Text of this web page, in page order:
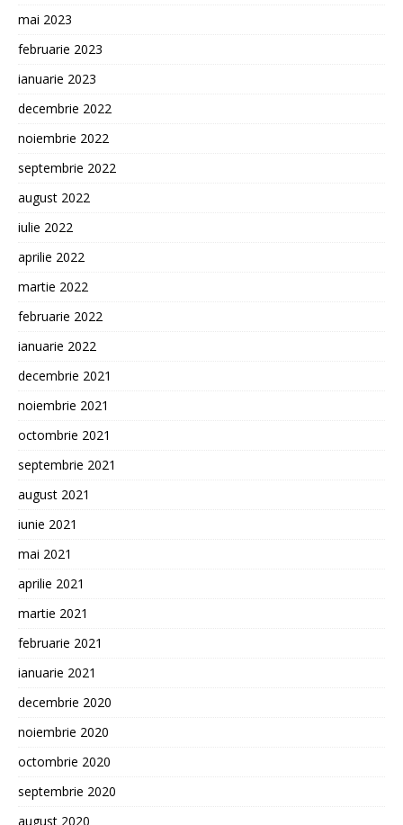
mai 2023
februarie 2023
ianuarie 2023
decembrie 2022
noiembrie 2022
septembrie 2022
august 2022
iulie 2022
aprilie 2022
martie 2022
februarie 2022
ianuarie 2022
decembrie 2021
noiembrie 2021
octombrie 2021
septembrie 2021
august 2021
iunie 2021
mai 2021
aprilie 2021
martie 2021
februarie 2021
ianuarie 2021
decembrie 2020
noiembrie 2020
octombrie 2020
septembrie 2020
august 2020